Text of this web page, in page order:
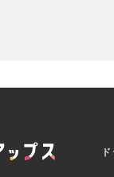
告が表示されます。
トワーク接続が必
収集や利用に関し
privacy